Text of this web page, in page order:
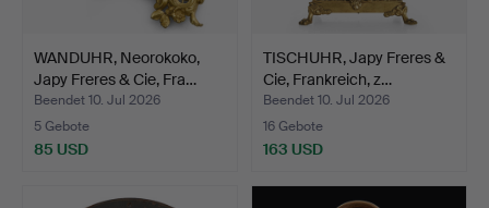
WANDUHR, Neorokoko,
Japy Freres & Cie, Fra…
Beendet 10. Jul 2026
5 Gebote
85 USD
TISCHUHR, Japy Freres &
Cie, Frankreich, z…
Beendet 10. Jul 2026
16 Gebote
163 USD